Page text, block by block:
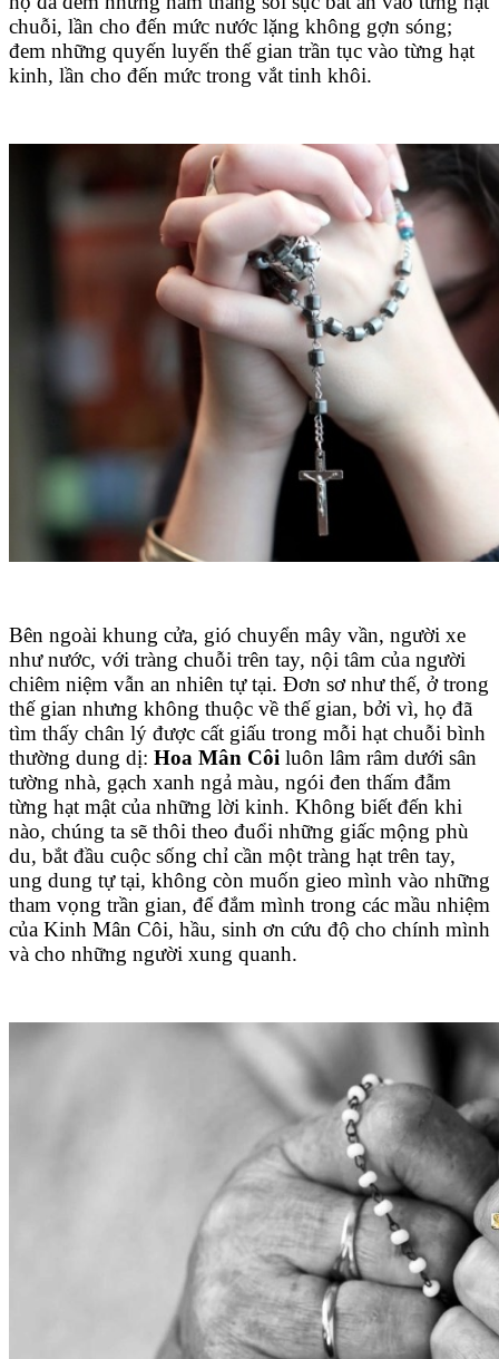
chuỗi, lần cho đến mức nước lặng không gợn sóng;
đem những quyến luyến thế gian trần tục vào từng hạt
kinh, lần cho đến mức trong vắt tinh khôi.
Bên ngoài khung cửa, gió chuyển mây vần, người xe
như nước, với tràng chuỗi trên tay, nội tâm của người
chiêm niệm vẫn an nhiên tự tại. Đơn sơ như thế, ở trong
thế gian nhưng không thuộc về thế gian, bởi vì, họ đã
tìm thấy chân lý được cất giấu trong mỗi hạt chuỗi bình
thường dung dị: Hoa Mân Côi luôn lâm râm dưới sân
tường nhà, gạch xanh ngả màu, ngói đen thấm đẫm
từng hạt mật của những lời kinh. Không biết đến khi
nào, chúng ta sẽ thôi theo đuổi những giấc mộng phù
du, bắt đầu cuộc sống chỉ cần một tràng hạt trên tay,
ung dung tự tại, không còn muốn gieo mình vào những
tham vọng trần gian, để đắm mình trong các mầu nhiệm
của Kinh Mân Côi, hầu, sinh ơn cứu độ cho chính mình
và cho những người xung quanh.